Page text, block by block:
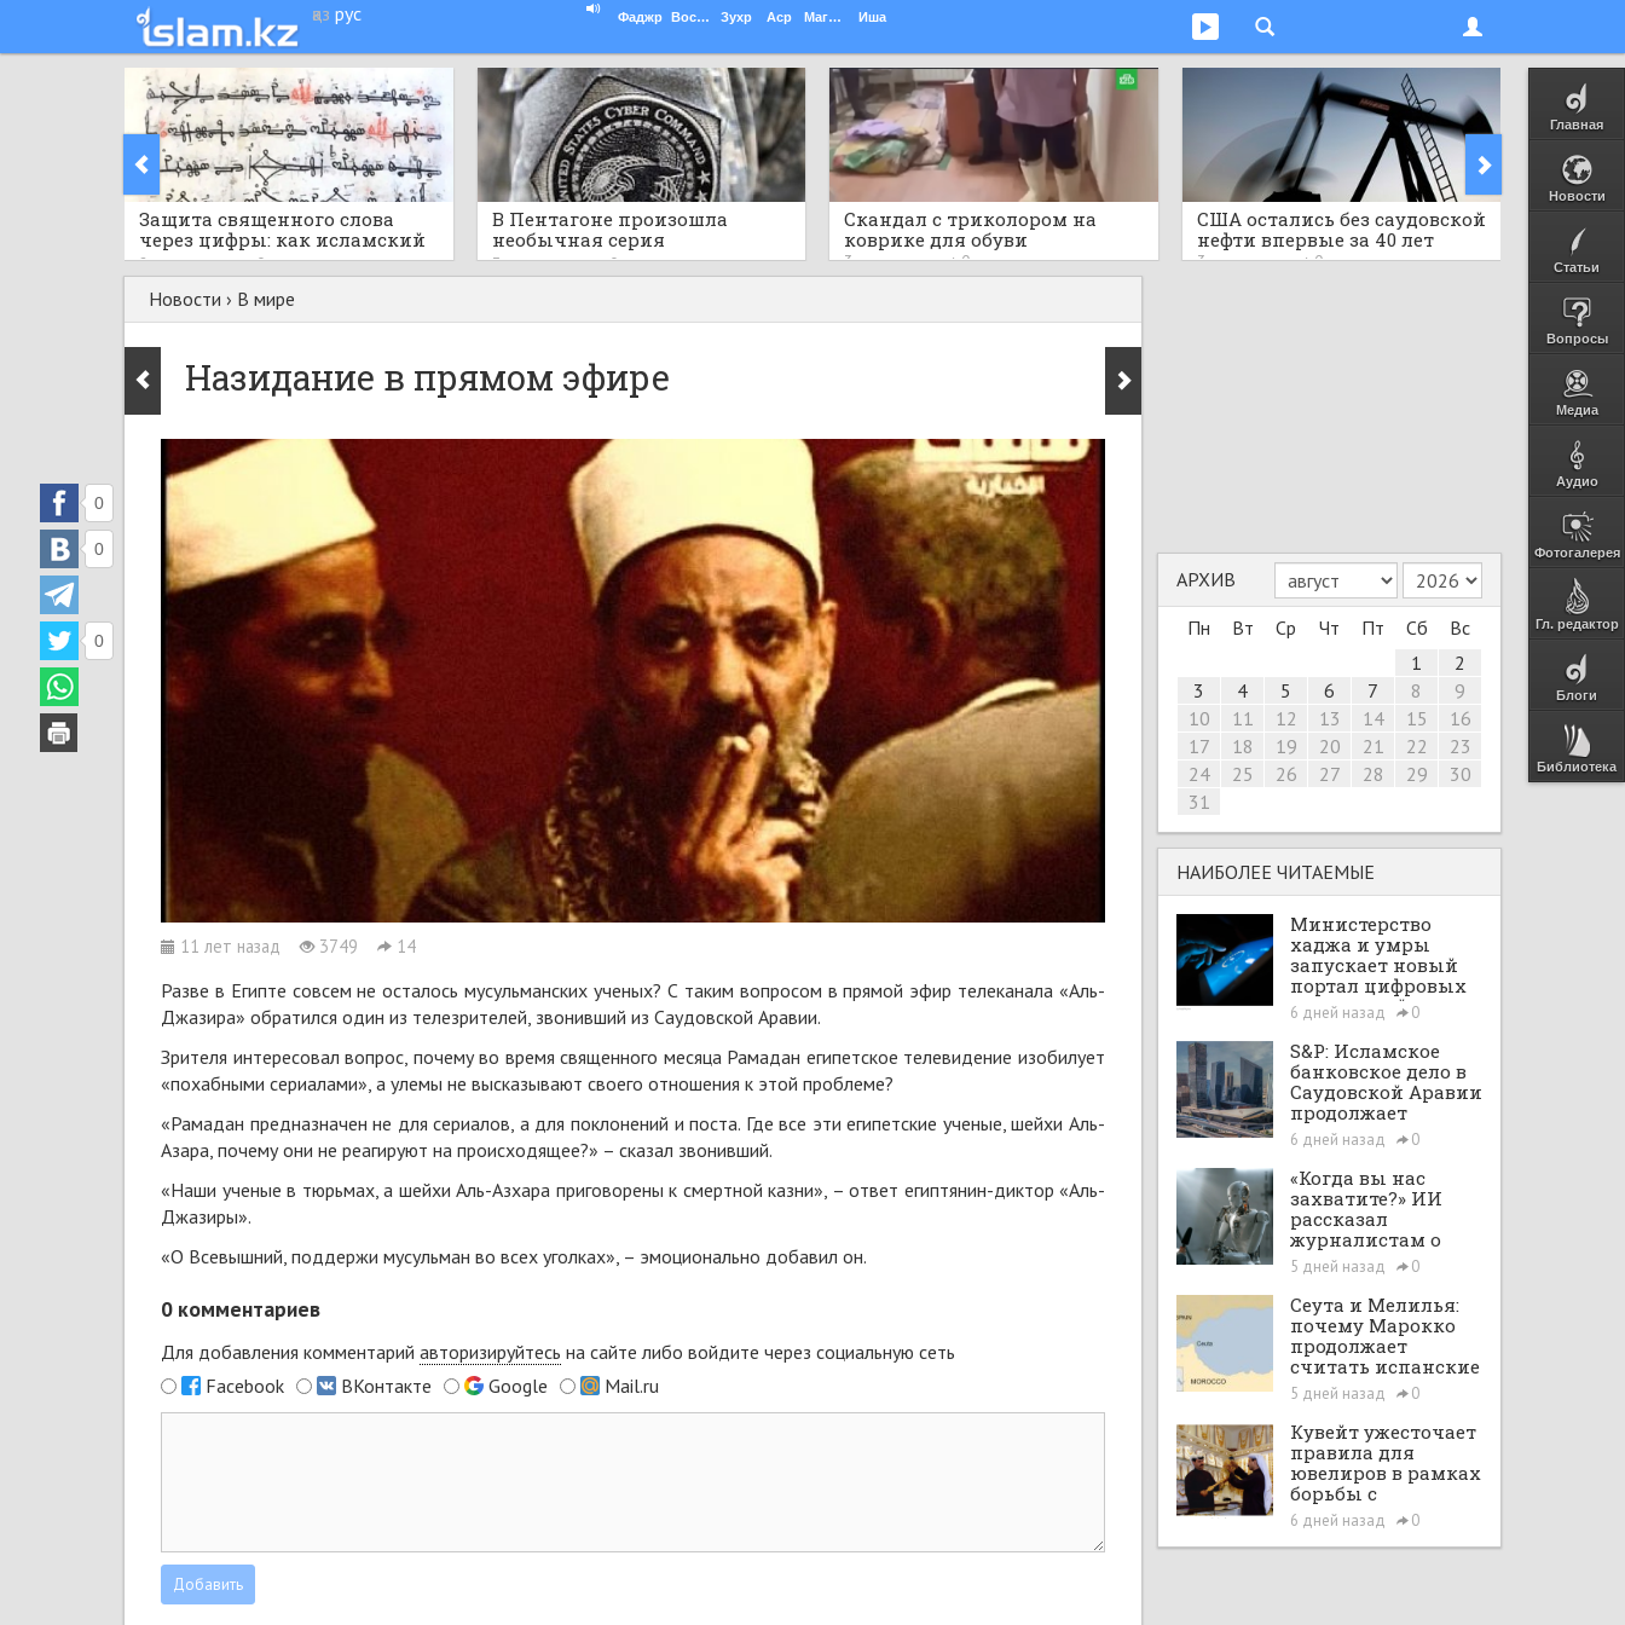
қаз рус Фаджр Восход Зухр Аср Магриб Иша
Главная
Новости
Статьи
Вопросы
Медиа
Аудио
Фотогалерея
Гл. редактор
Блоги
Библиотека
Защита священного слова
через цифры: как исламский
мир шифровал Коран
2 часа назад 0
В Пентагоне произошла
необычная серия
самоубийств
3 часа назад 0
Скандал с триколором на
коврике для обуви
3 часа назад 0
США остались без саудовской
нефти впервые за 40 лет
3 часа назад 0 3 часа
Новости › В мире
Назидание в прямом эфире
11 лет назад 3749 14
0
0
0
Разве в Египте совсем не осталось мусульманских ученых? С таким вопросом в прямой эфир телеканала «Аль-
Джазира» обратился один из телезрителей, звонивший из Саудовской Аравии.
Зрителя интересовал вопрос, почему во время священного месяца Рамадан египетское телевидение изобилует
«похабными сериалами», а улемы не высказывают своего отношения к этой проблеме?
«Рамадан предназначен не для сериалов, а для поклонений и поста. Где все эти египетские ученые, шейхи Аль-
Азара, почему они не реагируют на происходящее?» – сказал звонивший.
«Наши ученые в тюрьмах, а шейхи Аль-Азхара приговорены к смертной казни», – ответ египтянин-диктор «Аль-
Джазиры».
«О Всевышний, поддержи мусульман во всех уголках», – эмоционально добавил он.
0 комментариев
Для добавления комментарий авторизируйтесь на сайте либо войдите через социальную сеть
Facebook
ВКонтакте Google Mail.ru
АРХИВ
Пн
Вт Ср Чт Пт Сб
Вс
1
2
3
4 5 6 7 8
9
10
11 12 13 14 15
16
17
18 19 20 21 22
23
24
25 26 27 28 29
30
31
НАИБОЛЕЕ ЧИТАЕМЫЕ
Министерство
хаджа и умры
запускает новый
портал цифровых
интеграций
6 дней назад 0
S&P: Исламское
банковское дело в
Саудовской Аравии
продолжает
расширяться при
поддержке Vision
2030 и рыночных
реформ
6 дней назад 0
«Когда вы нас
захватите?» ИИ
рассказал
журналистам о
планах по
покорению мира в
большом интервью
с ChatGPT
5 дней назад 0
Сеута и Мелилья:
почему Марокко
продолжает
считать испанские
анклавы своими
территориями
5 дней назад 0
Кувейт ужесточает
правила для
ювелиров в рамках
борьбы с
отмыванием денег
6 дней назад 0